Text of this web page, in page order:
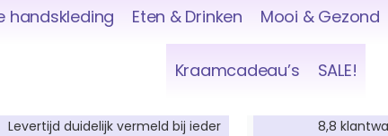
handskleding Eten & Drinken Mooi & Gezond
Kraamcadeau’s SALE!
Levertijd duidelijk vermeld bij ieder
8,8